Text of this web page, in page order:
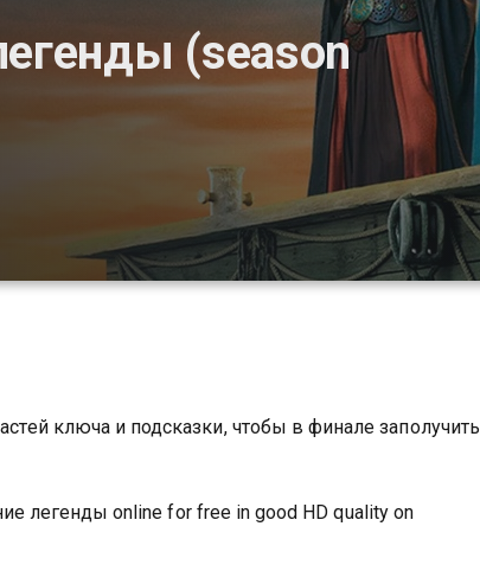
(season
ключа и подсказки, чтобы в финале заполучить
легенды online for free in good HD quality on